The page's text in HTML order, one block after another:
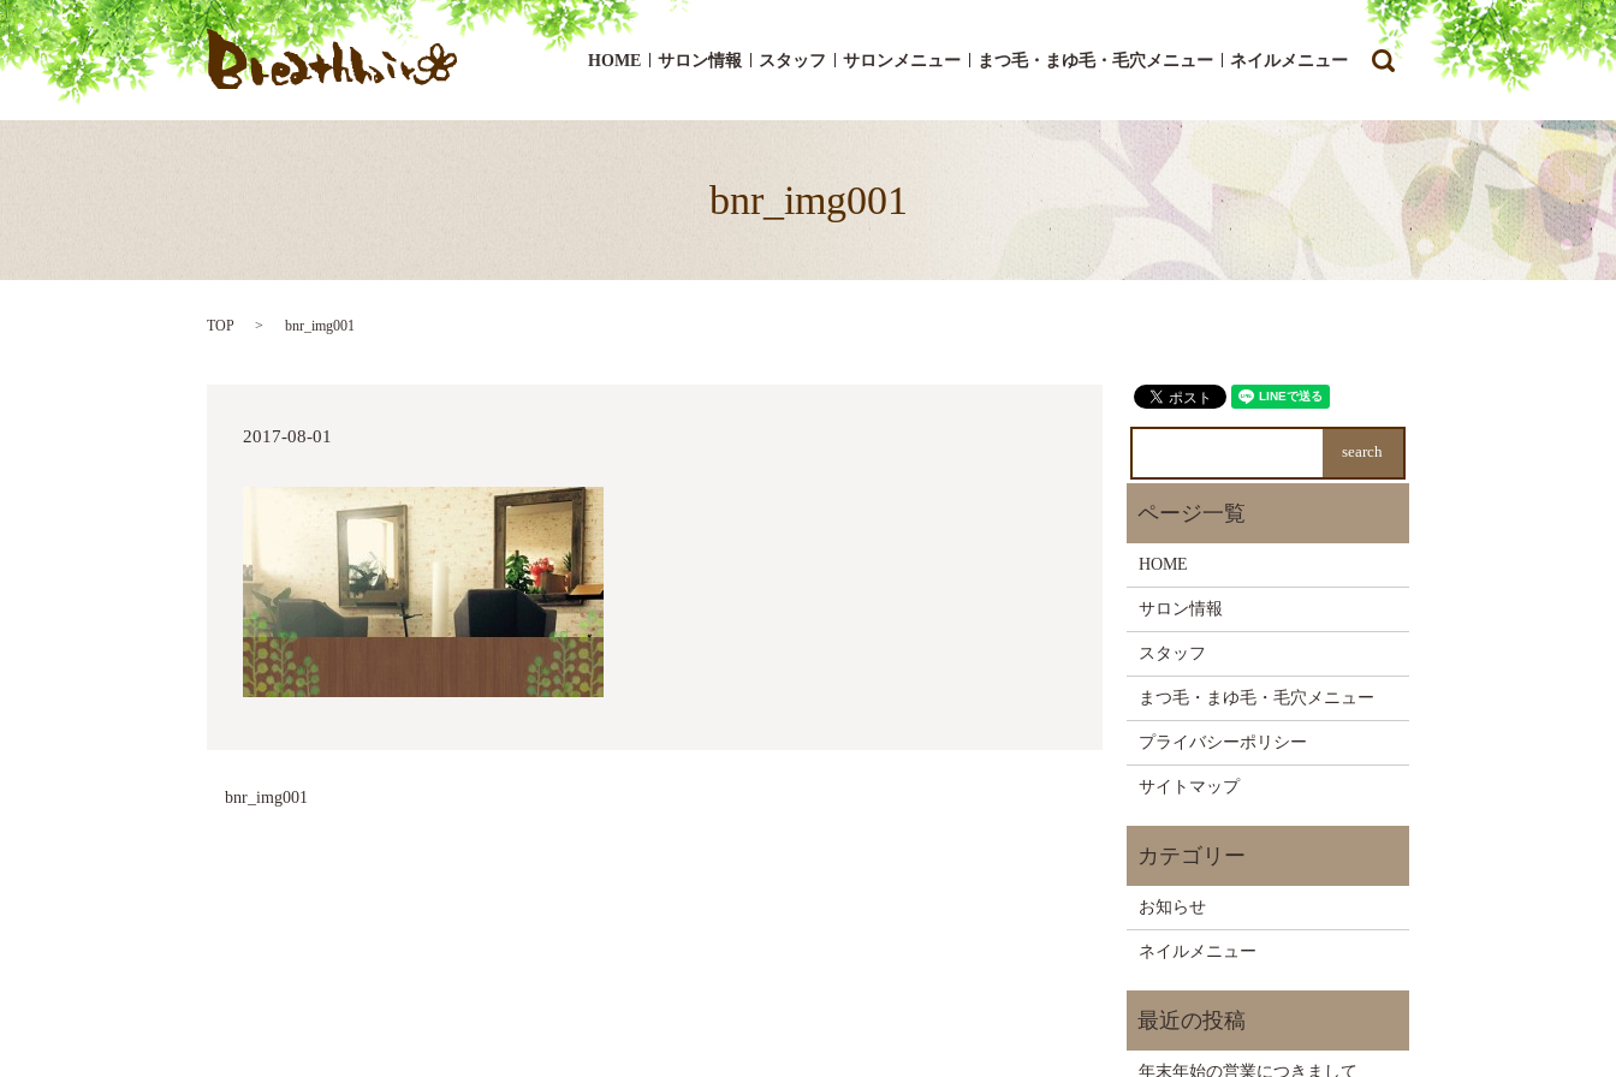
HOME サロン情報 スタッフ サロンメニュー まつ毛・まゆ毛・毛穴メニュー ネイルメニュー search
bnr_img001
TOP bnr_img001
2017-08-01
bnr_img001
HOME
サロン情報
スタッフ
まつ毛・まゆ毛・毛穴メニュー
プライバシーポリシー
サイトマップ
お知らせ
ネイルメニュー
年末年始の営業につきまして